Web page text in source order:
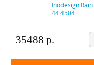
35488 р.